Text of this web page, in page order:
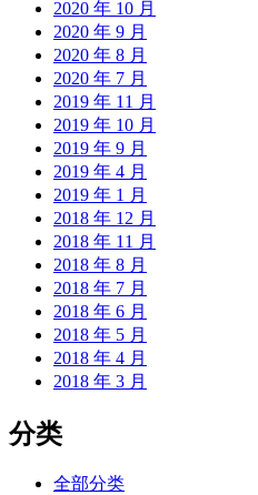
2020 年 10 月
2020 年 9 月
2020 年 8 月
2020 年 7 月
2019 年 11 月
2019 年 10 月
2019 年 9 月
2019 年 4 月
2019 年 1 月
2018 年 12 月
2018 年 11 月
2018 年 8 月
2018 年 7 月
2018 年 6 月
2018 年 5 月
2018 年 4 月
2018 年 3 月
分类
全部分类